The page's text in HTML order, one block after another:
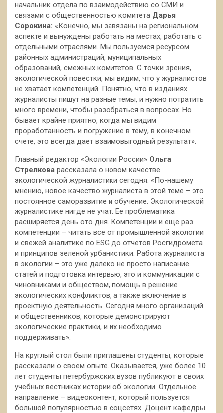
начальник отдела по взаимодействию со СМИ и
связами с общественностью комитета Дарья
Сорокина: «Конечно, мы завязаны на региональном
аспекте и вынуждены работать на местах, работать с
отдельными отраслями. Мы пользуемся ресурсом
районных администраций, муниципальных
образований, смежных комитетов. С точки зрения,
экологической повестки, мы видим, что у журналистов
не хватает компетенций. Понятно, что в изданиях
журналисты пишут на разные темы, и нужно потратить
много времени, чтобы разобраться в вопросах. Но
бывает крайне приятно, когда мы видим
проработанность и погружение в тему, в конечном
счете, это всегда дает взаимовыгодный результат».
Главный редактор «Экологии России» Ольга
Стрелкова рассказала о новом качестве
экологической журналистики сегодня: «По-нашему
мнению, новое качество журналиста в этой теме – это
постоянное саморазвитие и обучение. Экологической
журналистике нигде не учат. Ее проблематика
расширяется день ото дня. Компетенции и еще раз
компетенции – читать все от промышленной экологии
и свежей аналитике по ESG до отчетов Росгидромета
и принципов зеленой урбанистики. Работа журналиста
в экологии – это уже далеко не просто написание
статей и подготовка интервью, это и коммуникации с
чиновниками и обществом, помощь в решение
экологических конфликтов, а также включение в
проектную деятельность. Сегодня много организаций
и общественников, которые демонстрируют
экологические практики, и их необходимо
поддерживать».
На круглый стол были приглашены студенты, которые
рассказали о своем опыте. Оказывается, уже более 10
лет студенты петербуржских вузов публикуют в своих
учебных вестниках истории об экологии. Отдельное
направление – видеоконтент, который пользуется
большой популярностью в соцсетях. Доцент кафедры